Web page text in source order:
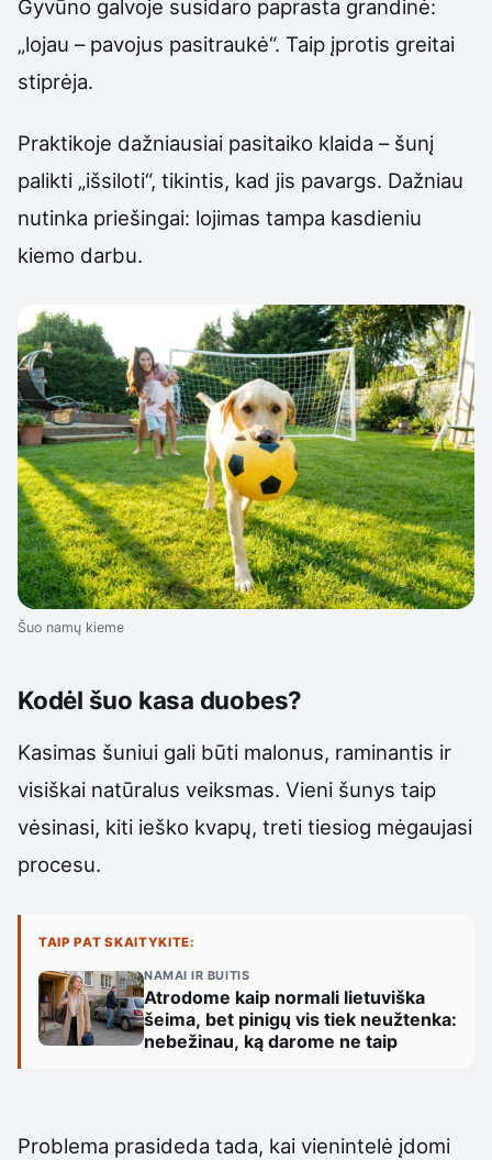
Gyvūno galvoje susidaro paprasta grandinė:
„lojau – pavojus pasitraukė“. Taip įprotis greitai
stiprėja.
Praktikoje dažniausiai pasitaiko klaida – šunį
palikti „išsiloti“, tikintis, kad jis pavargs. Dažniau
nutinka priešingai: lojimas tampa kasdieniu
kiemo darbu.
Šuo namų kieme
Kodėl šuo kasa duobes?
Kasimas šuniui gali būti malonus, raminantis ir
visiškai natūralus veiksmas. Vieni šunys taip
vėsinasi, kiti ieško kvapų, treti tiesiog mėgaujasi
procesu.
TAIP PAT SKAITYKITE:
NAMAI IR BUITIS
Atrodome kaip normali lietuviška
šeima, bet pinigų vis tiek neužtenka:
nebežinau, ką darome ne taip
Problema prasideda tada, kai vienintelė įdomi